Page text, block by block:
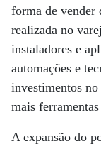
forma de vender
realizada no
instaladores e
automações e
investimentos
mais ferramentas
A expansão do